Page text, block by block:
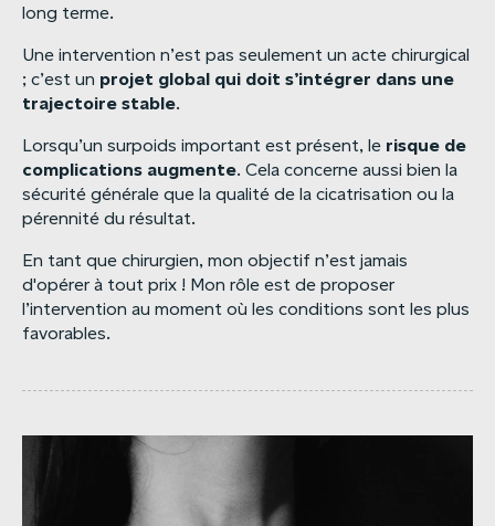
long terme.
Une intervention n’est pas seulement un acte chirurgical
; c’est un projet global qui doit s’intégrer dans une
trajectoire stable.
Lorsqu’un surpoids important est présent, le risque de
complications augmente. Cela concerne aussi bien la
sécurité générale que la qualité de la cicatrisation ou la
pérennité du résultat.
En tant que chirurgien, mon objectif n’est jamais
d'opérer à tout prix ! Mon rôle est de proposer
l’intervention au moment où les conditions sont les plus
favorables.